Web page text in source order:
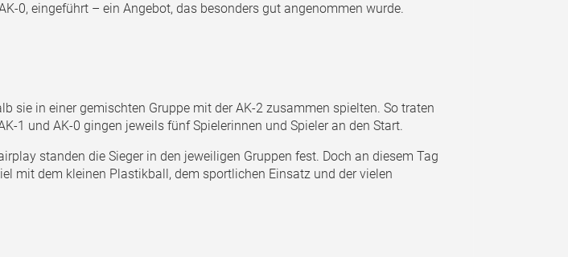
0, eingeführt – ein Angebot, das besonders gut angenommen wurde.
sie in einer gemischten Gruppe mit der AK-2 zusammen spielten. So traten
1 und AK-0 gingen jeweils fünf Spielerinnen und Spieler an den Start.
standen die Sieger in den jeweiligen Gruppen fest. Doch an diesem Tag
mit dem kleinen Plastikball, dem sportlichen Einsatz und der vielen